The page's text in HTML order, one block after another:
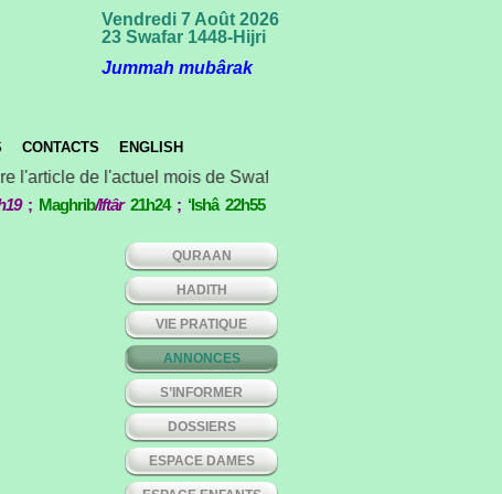
Vendredi 7 Août 2026
23 Swafar 1448-Hijri
Jummah mubârak
CONTACTS ENGLISH
l'article de l'actuel mois de Swafar *** Concours international
; Maghrib/Iftâr 21h24; ‘Ishâ 22h55
QURAAN
HADITH
VIE PRATIQUE
ANNONCES
S’INFORMER
DOSSIERS
ESPACE DAMES